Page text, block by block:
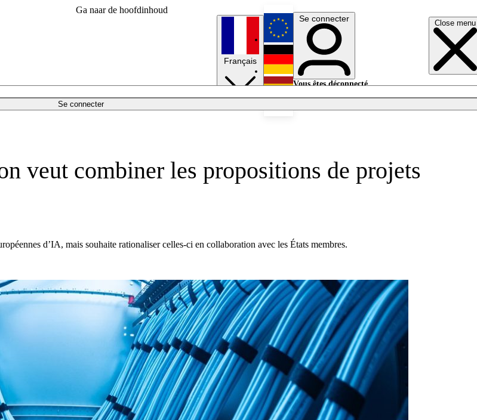
Ga naar de hoofdinhoud
Close menu
Se connecter
Français
English
Deutsch
Se connecter
Vous êtes déconnecté.
veut combiner les propositions de projets
d’IA, mais souhaite rationaliser celles-ci en collaboration avec les États membres.